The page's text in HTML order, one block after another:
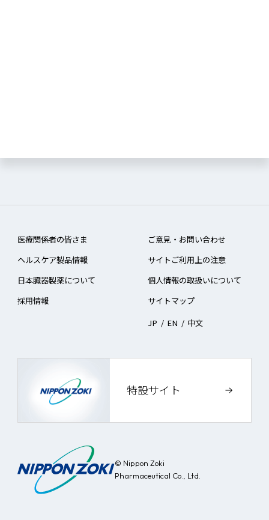
© Nippon Zoki
Pharmaceutical Co., Ltd.
医療関係者の皆さま
ヘルスケア製品情報
日本臓器製薬について
採用情報
ご意見・お問い合わせ
サイトご利用上の注意
個人情報の取扱いについて
サイトマップ
JP / EN / 中文
特設サイト